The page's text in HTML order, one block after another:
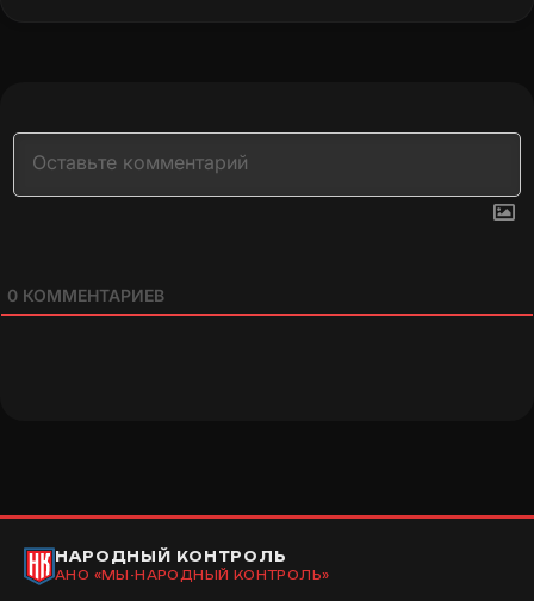
0 КОММЕНТАРИЕВ
НАРОДНЫЙ КОНТРОЛЬ
АНО «МЫ-НАРОДНЫЙ КОНТРОЛЬ»